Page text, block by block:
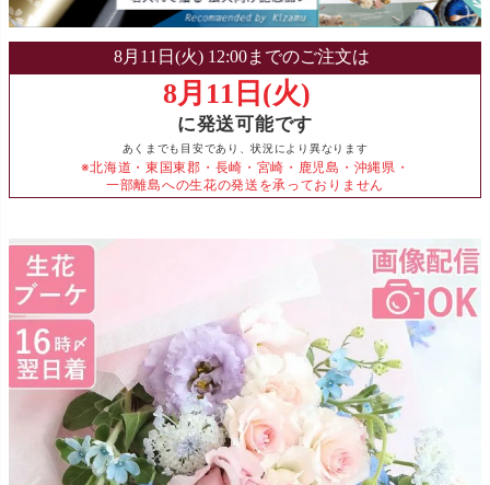
に発送可能です
あくまでも目安であり、状況により異なります
※北海道・東国東郡・長崎・宮崎・鹿児島・沖縄県・
一部離島への生花の発送を承っておりません